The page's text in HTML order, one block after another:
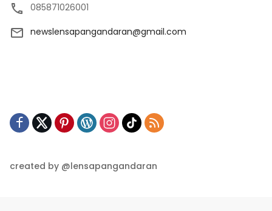
085871026001
newslensapangandaran@gmail.com
created by @lensapangandaran